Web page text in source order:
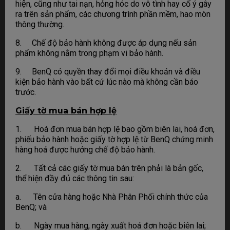
hiện, cũng như tai nạn, hỏng hóc do vô tình hay cố ý gây
ra trên sản phẩm, các chương trình phần mềm, hao mòn
thông thường.
8. Chế độ bảo hành không được áp dụng nếu sản
phẩm không nằm trong phạm vi bảo hành.
9. BenQ có quyền thay đổi mọi điều khoản và điều
kiện bảo hành vào bất cứ lúc nào mà không cần báo
trước.
Giấy tờ mua bán hợp lệ
1. Hoá đơn mua bán hợp lệ bao gồm biên lai, hoá đơn,
phiếu bảo hành hoặc giấy tờ hợp lệ từ BenQ chứng minh
hàng hoá được hưởng chế độ bảo hành.
2. Tất cả các giấy tờ mua bán trên phải là bản gốc,
thể hiện đầy đủ các thông tin sau:
a. Tên cửa hàng hoặc Nhà Phân Phối chính thức của
BenQ; và
b. Ngày mua hàng, ngày xuất hoá đơn hoặc biên lai;